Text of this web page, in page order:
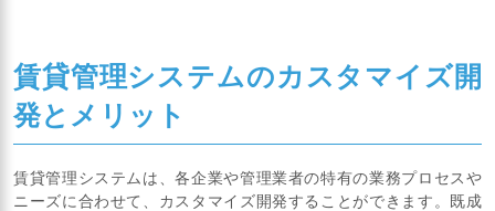
賃貸管理システムのカスタマイズ開
発とメリット
賃貸管理システムは、各企業や管理業者の特有の業務プロセスや
ニーズに合わせて、カスタマイズ開発することができます。既成